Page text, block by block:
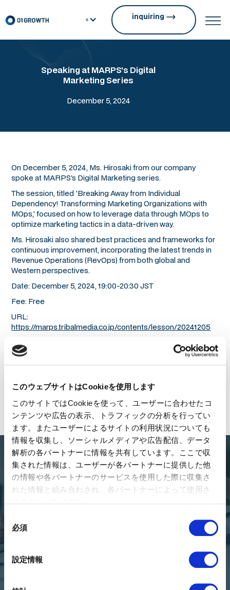
このウェブサイトはCookieを使用します
このサイトではCookieを使って、ユーザーに合わせたコ
ンテンツや広告の表示、トラフィックの分析を行ってい
ます。またユーザーによるサイトの利用状況についても
情報を収集し、ソーシャルメディアや広告配信、データ
解析の各パートナーに情報を共有しています。ここで収
集された情報は、ユーザーが各パートナーに提供した他
の情報や各パートナーのサービスを使用した際に収集さ
れた情報と組み合わされ、各パートナーによって使用さ
の
選
択
必須
設定情報
inquiring
Speaking at MARPS's Digital
Marketing Series
December 5, 2024
On December 5, 2024, Ms. Hirosaki from our company
spoke at MARPS’s Digital Marketing series.
The session, titled 'Breaking Away from Individual
Dependency! Transforming Marketing Organizations with
MOps,' focused on how to leverage data through MOps to
optimize marketing tactics in a data-driven way.
Ms. Hirosaki also shared best practices and frameworks for
continuous improvement, incorporating the latest trends in
Revenue Operations (RevOps) from both global and
Western perspectives.
Date: December 5, 2024, 19:00-20:30 JST
Fee: Free
URL:
https://marps.tribalmedia.co.jp/contents/lesson/20241205
Back to All News
Looking for the right
business partner?
We're here for you. Contact us to start your journey toward